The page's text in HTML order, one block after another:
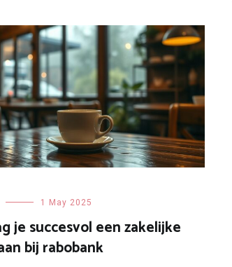
1 May 2025
je succesvol een zakelijke
bij rabobank